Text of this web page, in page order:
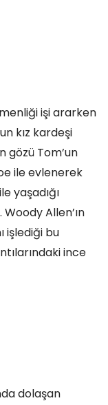
işi ararken
kız kardeşi
gözü Tom’un
ile evlenerek
yaşadığı
Allen’ın
işlediği bu
ince
dolaşan